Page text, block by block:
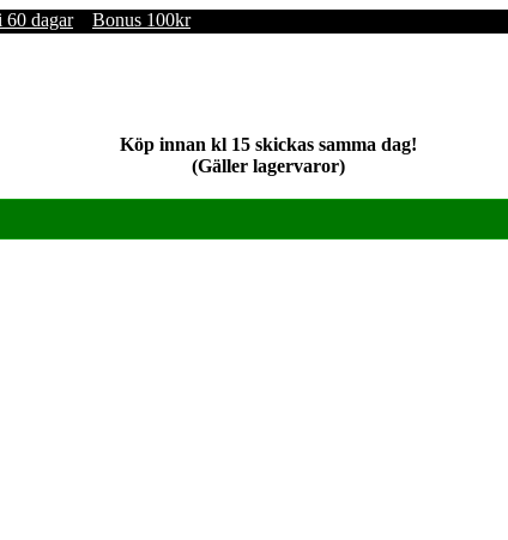
60 dagar Bonus 100kr
Köp innan kl 15 skickas samma dag!
(Gäller lagervaror)